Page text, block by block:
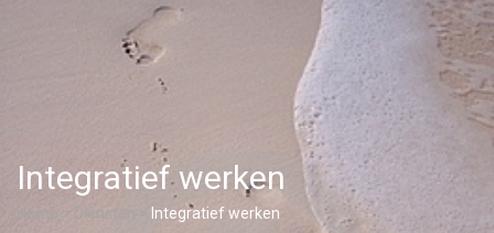
Integratief werken
Home > Diensten Integratief werken